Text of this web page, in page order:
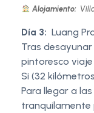
Alojamiento:
Día 3: Luang
Tras
pintoresco
Si (32
Para llegar a
tranquilamente